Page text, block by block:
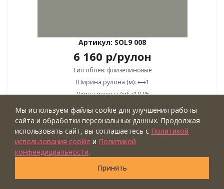
Артикул: SOL9 008
6 160 р/рулон
Тип обоев: флизелиновые
Ширина рулона (м): ⟷1
Длина рулона (м): ↕10,05
Коллекция: Солярис
Бренд: Milassa
Страна: Россия
Купить
Мы используем файлы cookie для улучшения работы
сайта и обработки персональных данных. Продолжая
использовать сайт, вы соглашаетесь с Политикой
использования cookie и Политикой
конфендициальности.
Принять